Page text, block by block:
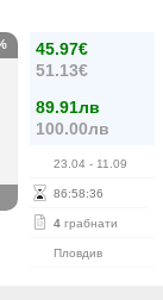
45.97€
51.13€
89.91лв
100.00лв
23.04 - 11.09
86:58:36
4 грабнати
Пловдив